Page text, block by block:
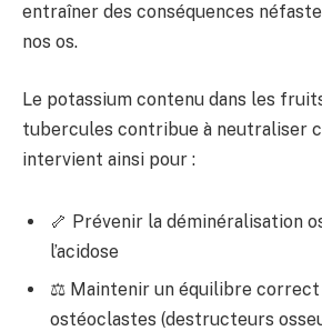
entraîner des conséquences
nos os.
Le potassium contenu dans les
tubercules contribue à neutraliser
intervient ainsi pour :
🦴 Prévenir la déminéralisation
l’acidose
⚖️ Maintenir un équilibre
ostéoclastes (destructeurs